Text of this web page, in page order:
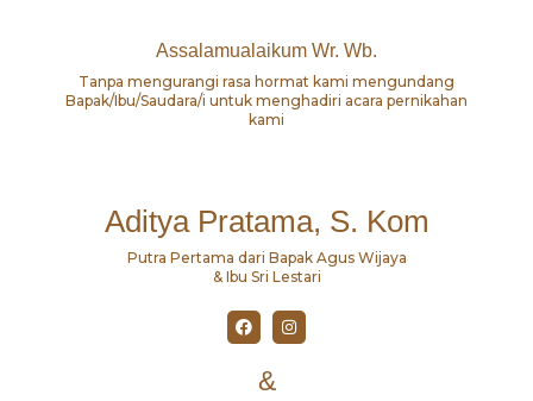
Assalamualaikum Wr. Wb.
Tanpa mengurangi rasa hormat kami mengundang
Bapak/Ibu/Saudara/i untuk menghadiri acara pernikahan
kami
Aditya Pratama, S. Kom
Putra Pertama dari Bapak Agus Wijaya
& Ibu Sri Lestari
&